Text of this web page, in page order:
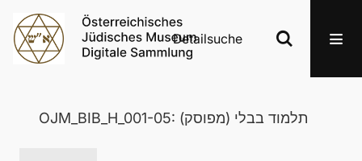
Detailsuche
OJM_BIB_H_001-05: תלמוד בבלי (מפוסק)